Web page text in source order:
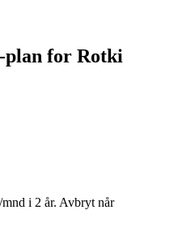
plan for Rotki
i 2 år. Avbryt når